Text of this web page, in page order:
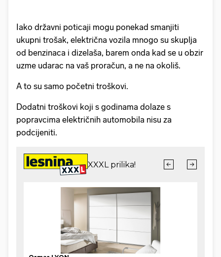
Iako državni poticaji mogu ponekad smanjiti
ukupni trošak, električna vozila mnogo su skuplja
od benzinaca i dizelaša, barem onda kad se u obzir
uzme udarac na vaš proračun, a ne na okoliš.
A to su samo početni troškovi.
Dodatni troškovi koji s godinama dolaze s
popravcima električnih automobila nisu za
podcijeniti.